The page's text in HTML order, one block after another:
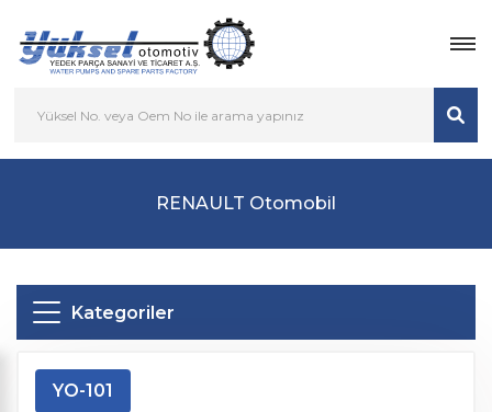
RENAULT Otomobil
Kategoriler
YO-101